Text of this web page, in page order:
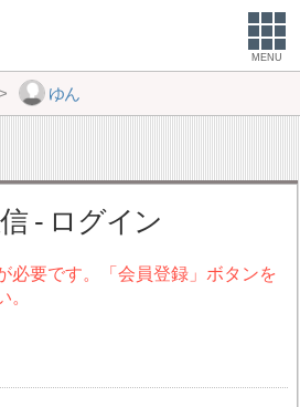
MENU
ゆん
- ログイン
必要です。「会員登録」ボタンを
。